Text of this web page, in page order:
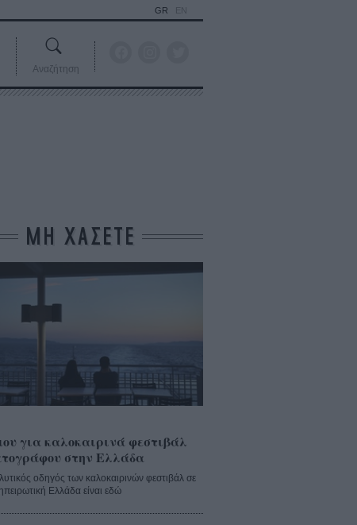
GR EN
Αναζήτηση
ΜΗ ΧΑΣΕΤΕ
για καλοκαιρινά φεστιβάλ
στην Ελλάδα
οδηγός των καλοκαιρινών φεστιβάλ σε
Ελλάδα είναι εδώ